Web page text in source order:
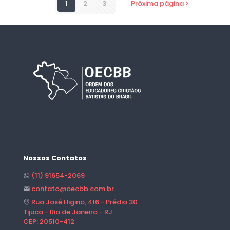
1 2 3 Próxima página
Nossos Contatos
(11) 91654-2069
contato@oecbb.com.br
Rua José Higino, 416 - Prédio 30
Tijuca - Rio de Janeiro - RJ
CEP: 20510-412